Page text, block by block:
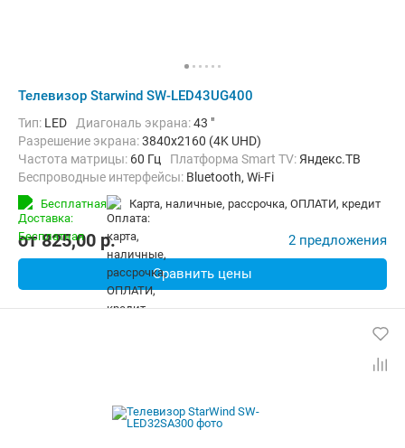
Телевизор Starwind SW-LED43UG400
Тип: LED Диагональ экрана:43 "
Разрешение экрана:3840x2160 (4K UHD)
Частота матрицы: 60 Гц Платформа Smart TV: Яндекс.ТВ
Беспроводные интерфейсы: Bluetooth, Wi-Fi
Бесплатная карта, наличные, рассрочка, ОПЛАТИ, кредит
от825,00 p. 2 предложения
Сравнить цены